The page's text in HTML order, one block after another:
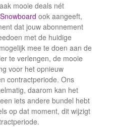
mooie deals nét
ook aangeeft,
dat jouw abonnement
met de huidige
mee te doen aan de
te verlengen, de mooie
voor het opnieuw
contractperiode. Ons
daarom kan het
iets andere bundel hebt
op dat moment, dit wijzigt